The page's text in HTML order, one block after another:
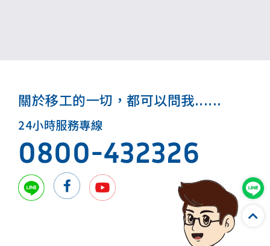
關於移工的一切，都可以問我......
24小時服務專線
0800-432326